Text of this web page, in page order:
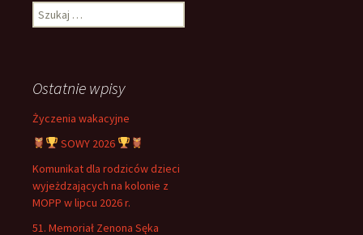
Szukaj:
Ostatnie wpisy
Życzenia wakacyjne
SOWY 2026
Komunikat dla rodziców dzieci
wyjeżdzających na kolonie z
MOPP w lipcu 2026 r.
51. Memoriał Zenona Sęka